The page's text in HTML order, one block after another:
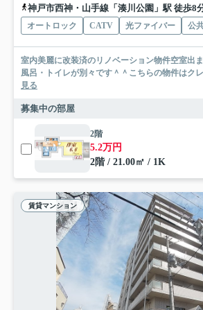
神戸市西神・山手線「湊川公園」駅 徒歩8
オートロック CATV 光ファイバー 公
室内美麗に改装済のリノベーション物件空室出
風呂・トイレが別々です＾＾こちらの物件はク
見る
募集中の部屋
2階
5.2万円
2階 / 21.00㎡ / 1K
賃貸マンション